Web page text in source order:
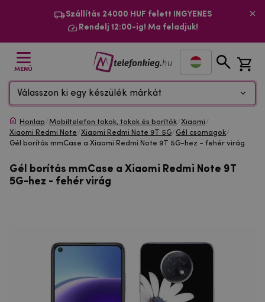
Szállítás 24000 HUF felett INGYENES
Rendelj 12:00-ig! Ma feladjuk!
MENÜ
Válasszon ki egy készülék márkát
Honlap/Mobiltelefon tokok, tokok és borítók/Xiaomi/
Xiaomi Redmi Note/Xiaomi Redmi Note 9T 5G/Gél csomagok/
Gél borítás mmCase a Xiaomi Redmi Note 9T 5G-hez - fehér virág
Gél borítás mmCase a Xiaomi Redmi Note 9T
5G-hez - fehér virág